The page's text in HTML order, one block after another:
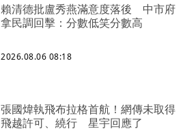
賴清德批盧秀燕滿意度落後 中市府
拿民調回擊：分數低笑分數高
2026.08.06 08:18
張國煒執飛布拉格首航！網傳未取得
飛越許可、繞行 星宇回應了